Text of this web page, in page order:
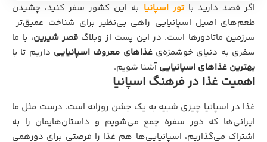
اگر قصد دارید باتور اسپانیا به این کشور سفر کنید، چشیدن
طعم‌های اصیل اسپانیایی راهی بی‌نظیر برای شناخت عمیق‌تر
سرزمین ماتادورها است. در این پست از وبلاگ قصر شیرین، با ما
سفری به دنیای خوشمزه‌یغذاهای معروف اسپانیایی داریم تا با
بهترین غذاهای اسپانیاییآشنا شویم.
اهمیت غذا در فرهنگ اسپانیا
غذا در اسپانیا چیزی شبیه به یک جشن روزانه است. درست مثل ما
ایرانی‌ها که دور سفره جمع می‌شویم و داستان‌هایمان را به
اشتراک می‌گذاریم، اسپانیایی‌ها هم غذا را فرصتی برای دورهمی